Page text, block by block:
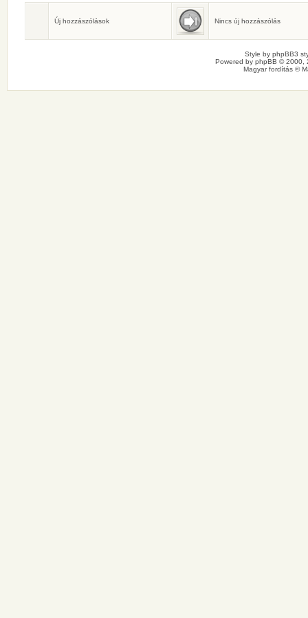
Születésnaposok
Ma senkinek sincs születésnapja.
Új hozzászólások Nincs új hozzászólás
Style by phpBB3
Powered by phpBB © 2000,
Magyar fordítás ©